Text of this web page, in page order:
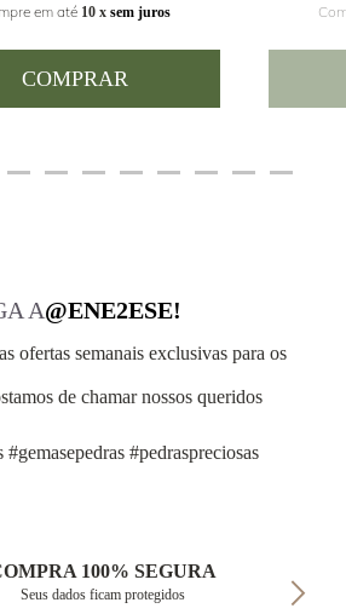
em até 10 x sem juros
COMPRAR
A@ENE2ESE!
ofertas semanais exclusivas para os
de chamar nossos queridos
#gemasepedras #pedraspreciosas
100% SEGURA
Seus dados ficam protegidos